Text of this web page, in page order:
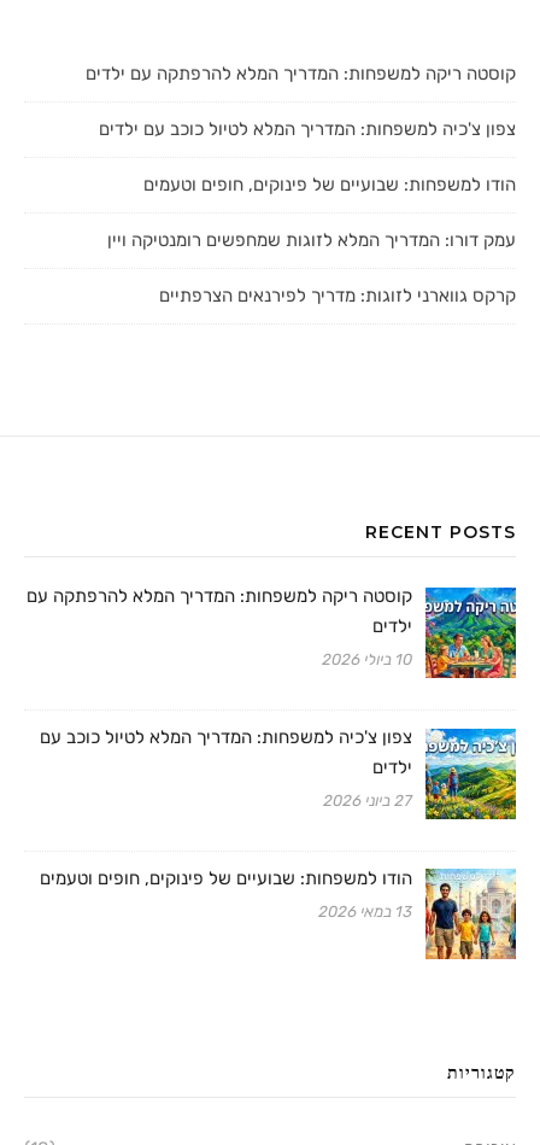
קוסטה ריקה למשפחות: המדריך המלא להרפתקה עם ילדים
צפון צ'כיה למשפחות: המדריך המלא לטיול כוכב עם ילדים
הודו למשפחות: שבועיים של פינוקים, חופים וטעמים
עמק דורו: המדריך המלא לזוגות שמחפשים רומנטיקה ויין
קרקס גווארני לזוגות: מדריך לפירנאים הצרפתיים
RECENT POSTS
קוסטה ריקה למשפחות: המדריך המלא להרפתקה עם
ילדים
10 ביולי 2026
צפון צ'כיה למשפחות: המדריך המלא לטיול כוכב עם
ילדים
27 ביוני 2026
הודו למשפחות: שבועיים של פינוקים, חופים וטעמים
13 במאי 2026
קטגוריות